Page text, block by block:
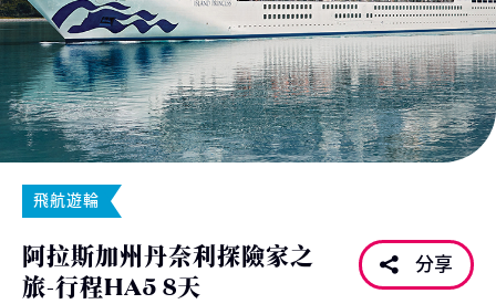
飛航遊輪
阿拉斯加州丹奈利探險家之
旅-行程HA5 8天
分享